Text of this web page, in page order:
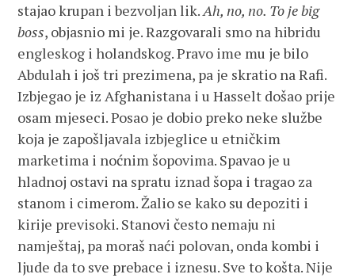
stajao krupan i bezvoljan lik.Ah, no, no. To je big
boss, objasnio mi je. Razgovarali smo na hibridu
engleskog i holandskog. Pravo ime mu je bilo
Abdulah i još tri prezimena, pa je skratio na Rafi.
Izbjegao je iz Afghanistana i u Hasselt došao prije
osam mjeseci. Posao je dobio preko neke službe
koja je zapošljavala izbjeglice u etničkim
marketima i noćnim šopovima. Spavao je u
hladnoj ostavi na spratu iznad šopa i tragao za
stanom i cimerom. Žalio se kako su depoziti i
kirije previsoki. Stanovi često nemaju ni
namještaj, pa moraš naći polovan, onda kombi i
ljude da to sve prebace i iznesu. Sve to košta. Nije